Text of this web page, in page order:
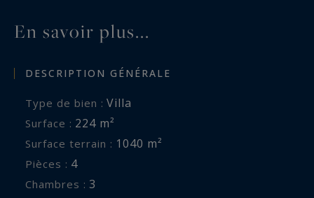
En savoir plus...
DESCRIPTION GÉNÉRALE
Type de bien : Villa
Surface : 224 m²
Surface terrain : 1040 m²
Pièces : 4
Chambres : 3